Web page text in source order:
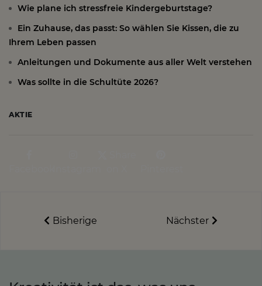
Wie plane ich stressfreie Kindergeburtstage?
Ein Zuhause, das passt: So wählen Sie Kissen, die zu
Ihrem Leben passen
Anleitungen und Dokumente aus aller Welt verstehen
Was sollte in die Schultüte 2026?
AKTIE
Bisherige Nächster